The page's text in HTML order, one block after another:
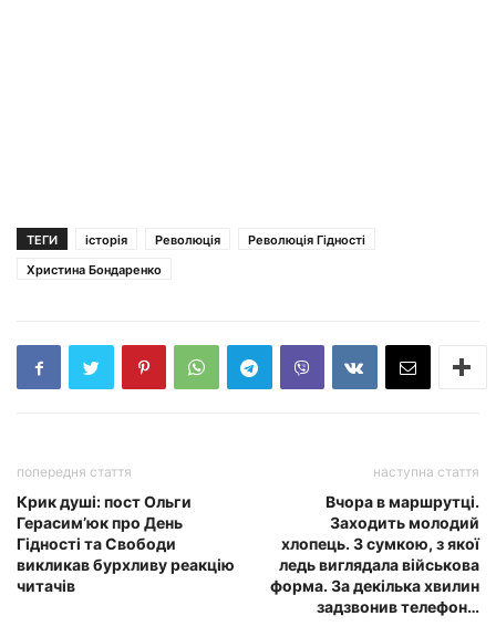
ТЕГИ історія Революція
Революція Гідності
Христина Бондаренко
попередня стаття
Крик душі: пост Ольги
Герасим’юк про День
Гідності та Свободи
викликав бурхливу реакцію
читачів
наступна стаття
Вчора в маршрутці.
Заходить молодий
хлопець. З сумкою, з якої
ледь виглядала військова
форма. За декілька хвилин
задзвонив телефон…